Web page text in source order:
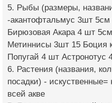
5. Рыбы (размеры,
-акантофтальмус 3шт
Бирюзовая Акара 4 шт
Метиннисы 3шт 15 Боция
Попугай 4 шт Астронотус
6. Растения (названия,
посадки) - искуственные=
всей акве